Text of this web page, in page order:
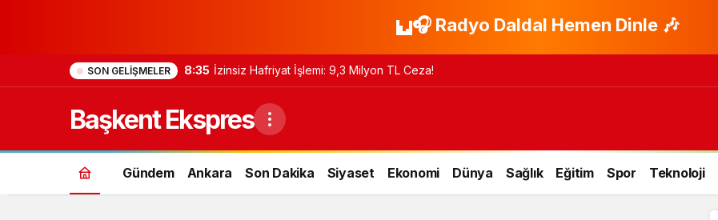
🎧 Radyo Daldal Hemen Dinle 🎶
SON GELIŞMELER 8:35 İzinsiz Hafriyat İşlemi: 9,3 Milyon TL Ceza!
Başkent Ekspres
Gündem Ankara Son Dakika Siyaset Ekonomi Dünya Sağlık Eğitim Spor Teknoloji